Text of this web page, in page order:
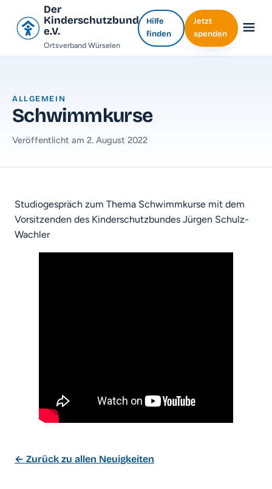
Der
Kinderschutzbund
e.V.
Ortsverband Würselen
Hilfe
finden
Jetzt
spenden
ALLGEMEIN
Schwimmkurse
Veröffentlicht am 2. August 2022
Studiogespräch zum Thema Schwimmkurse mit dem
Vorsitzenden des Kinderschutzbundes Jürgen Schulz-
Wachler
← Zurück zu allen Neuigkeiten